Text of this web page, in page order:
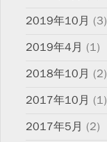
2019年10月 (3)
2019年4月 (1)
2018年10月 (2)
2017年10月 (1)
2017年5月 (2)